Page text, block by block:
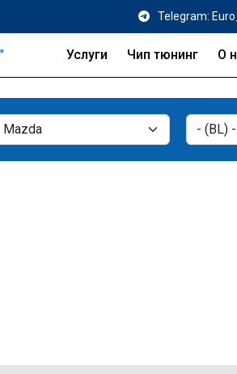
Telegram:
Услуги Чип тюнинг О